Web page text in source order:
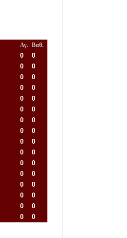
Αγ. Βαθ.
0
0
0
0
0
0
0
0
0
0
0
0
0
0
0
0
0
0
0
0
0
0
0
0
0
0
0
0
0
0
0
0